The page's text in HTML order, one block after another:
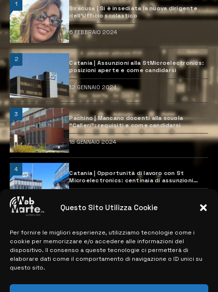
Questo Sito Utilizza Cookie
Per fornire le migliori esperienze, utilizziamo tecnologie come i
cookie per memorizzare e/o accedere alle informazioni del
dispositivo. Il consenso a queste tecnologie ci permetterà di
elaborare dati come il comportamento di navigazione o ID unici su
questo sito.
1
Siracusa | Si è insediata la nuova dirigente
dell’Ufficio scolastico
6 FEBBRAIO 2024
2
Catania | Assunzioni alla StMicroelectronics:
posizioni aperte e come candidarsi
12 GENNAIO 2024
3
Pachino | Mancano docenti alla scuola
“Calleri”: requisiti e come candidarsi
18 GENNAIO 2024
4
Catania | Opportunità di lavoro con St
Microelectronics: centinaia di assunzioni
previste
MAPPA DEL SITO
> NOTIZIE